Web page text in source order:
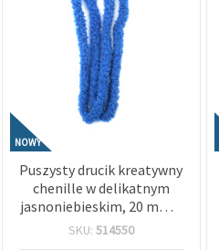
NOWY
Puszysty drucik kreatywny
chenille w delikatnym
jasnoniebieskim, 20 mm ×
1 m – idealny do dekoracji,
SKU: 514550